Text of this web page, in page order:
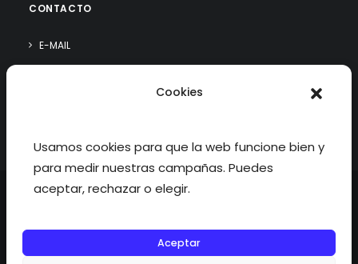
Cookies
Usamos cookies para que la web funcione bien y
para medir nuestras campañas. Puedes
aceptar, rechazar o elegir.
Aceptar
CONTACTO
E-MAIL